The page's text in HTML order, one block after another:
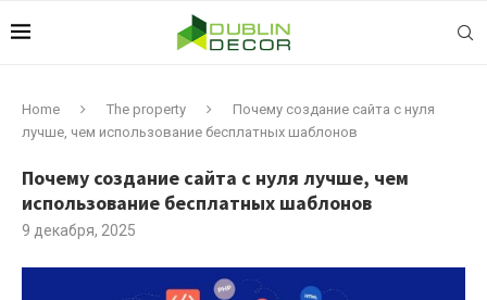
Home The property
Почему создание сайта с нуля
лучше, чем использование бесплатных шаблонов
Почему создание сайта с нуля лучше, чем
использование бесплатных шаблонов
9 декабря, 2025